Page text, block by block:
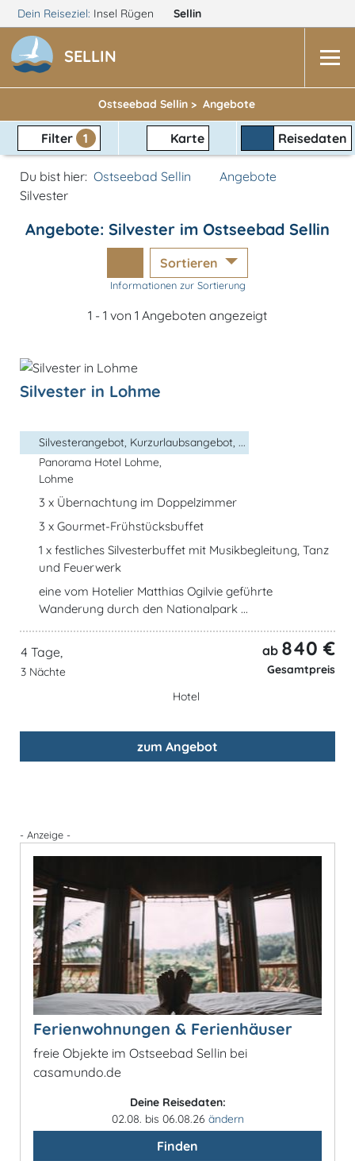
Dein Reiseziel: Insel Rügen Sellin
SELLIN
Ostseebad Sellin > Angebote
Filter 1 Karte Reisedaten
Du bist hier: Ostseebad Sellin
Angebote
Silvester
Angebote: Silvester im Ostseebad Sellin
Sortieren
Informationen zur Sortierung
1 - 1 von 1 Angeboten angezeigt
Silvester in Lohme
Silvesterangebot, Kurzurlaubsangebot, ...
Panorama Hotel Lohme,
Lohme
3 x Übernachtung im Doppelzimmer
3 x Gourmet-Frühstücksbuffet
1 x festliches Silvesterbuffet mit Musikbegleitung, Tanz
und Feuerwerk
eine vom Hotelier Matthias Ogilvie geführte
Wanderung durch den Nationalpark ...
4 Tage,
3 Nächte
ab 840 €
Gesamtpreis
Hotel
zum Angebot
- Anzeige -
Ferienwohnungen & Ferienhäuser
freie Objekte im Ostseebad Sellin bei
casamundo.de
Deine Reisedaten:
02.08. bis 06.08.26 ändern
Finden